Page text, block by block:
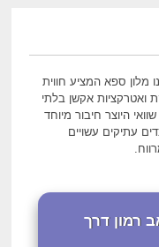
מלון ספא המציע חווית
ואטרקציות אקשן בלתי
היוצר חיבור מיוחד
עתיקים עשויים
רמון דרך